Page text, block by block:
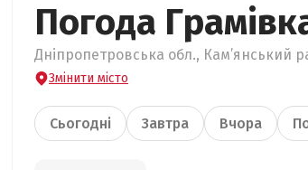
Погода
Дніпропетровська обл., Кам’янський
Змінити місто
Сьогодні Завтра Вчора